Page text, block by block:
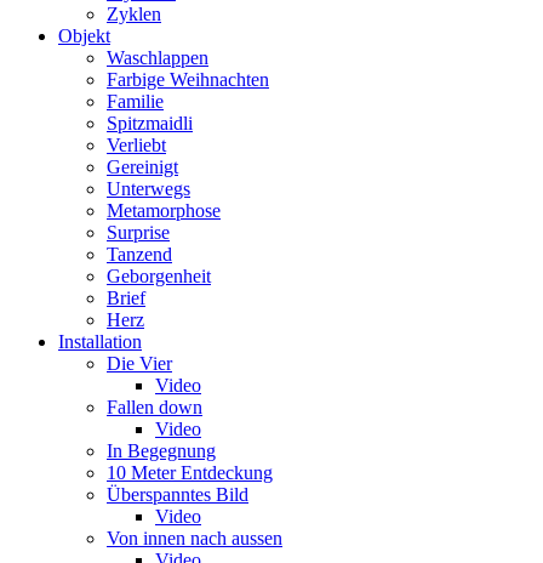
Zyklen
Objekt
Waschlappen
Farbige Weihnachten
Familie
Spitzmaidli
Verliebt
Gereinigt
Unterwegs
Metamorphose
Surprise
Tanzend
Geborgenheit
Brief
Herz
Installation
Die Vier
Video
Fallen down
Video
In Begegnung
10 Meter Entdeckung
Überspanntes Bild
Video
Von innen nach aussen